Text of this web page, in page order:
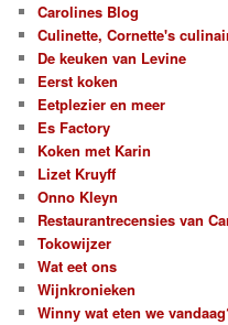
h
Carolines Blog
Culinette, Cornette's
De keuken van Levine
Eerst koken
Eetplezier en meer
Es Factory
Koken met Karin
Lizet Kruyff
Onno Kleyn
Restaurantrecensies van
Tokowijzer
Wat eet ons
Wijnkronieken
Winny wat eten we